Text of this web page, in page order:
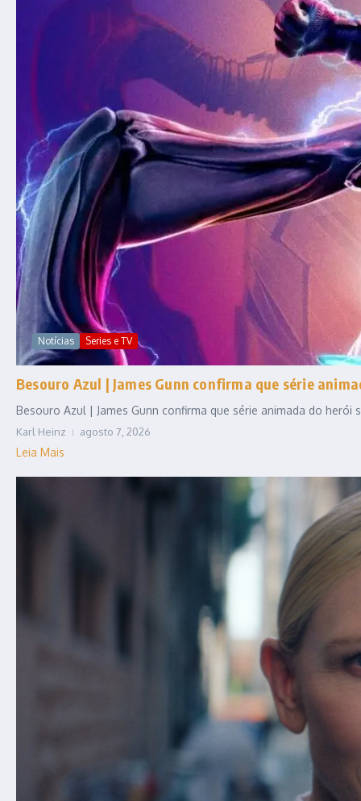
Notícias Series e TV
Besouro Azul | James Gunn confirma que série
Besouro Azul | James Gunn confirma que série animada do
Karl Heinz agosto 7, 2026
Leia Mais